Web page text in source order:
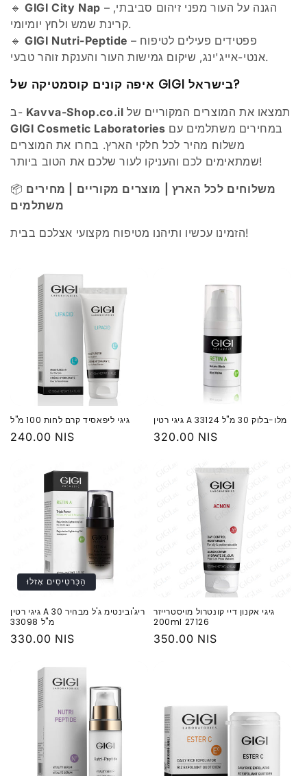
🔹GIGI City Nap – הגנה על העור מפני זיהום סביבתי,
קרינת שמש ולחץ יומיומי.
🔹GIGI Nutri-Peptide – פפטידים פעילים לטיפוח
אנטי-אייג'ינג, שיקום גמישות העור והענקת זוהר טבעי.
איפה קונים קוסמטיקה של GIGI בישראל?
ב- Kavva-Shop.co.il תמצאו את המוצרים המקוריים של
GIGI Cosmetic Laboratories
משלוח מהיר לכל חלקי הארץ. בחרו את המוצרים
שמתאימים לכם והעניקו לעור שלכם את הטוב ביותר!
📦 משלוחים לכל הארץ | מוצרים מקוריים | מחירים
משתלמים
הזמינו עכשיו ותיהנו מטיפוח מקצועי אצלכם בבית!
גיגי ליפאסיד קרם לחות 100 מ"ל
מחיר
240.00 NIS
‏גיגי רטין A מלו-בלוק 30 מ"ל 33124
מחיר
320.00 NIS
הַכַּרטִיסִים אָזלוּ
‏גיגי רטין A ריג'ובינטימ ג'ל מבהיר 30
מ"ל 33098
מחיר
330.00 NIS
‏גיגי אקנון דיי קונטרול מויסטרייזר
200ml 27126
מחיר
350.00 NIS